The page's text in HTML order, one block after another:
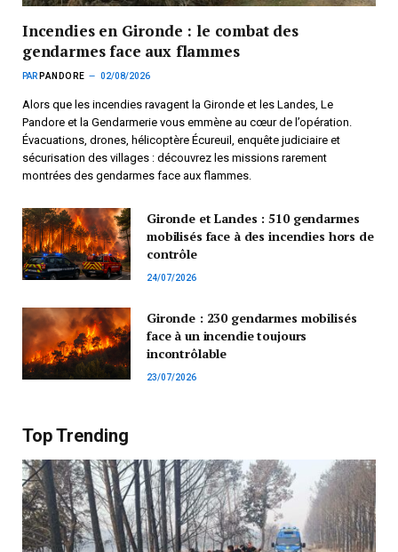
Incendies en Gironde : le combat des
gendarmes face aux flammes
PAR PANDORE 02/08/2026
Alors que les incendies ravagent la Gironde et les Landes, Le
Pandore et la Gendarmerie vous emmène au cœur de l’opération.
Évacuations, drones, hélicoptère Écureuil, enquête judiciaire et
sécurisation des villages : découvrez les missions rarement
montrées des gendarmes face aux flammes.
Gironde et Landes : 510 gendarmes
mobilisés face à des incendies hors de
contrôle
24/07/2026
Gironde : 230 gendarmes mobilisés
face à un incendie toujours
incontrôlable
23/07/2026
Top Trending